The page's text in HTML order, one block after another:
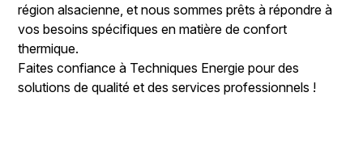
région alsacienne, et nous sommes prêts à répondre à
vos besoins spécifiques en matière de confort
thermique.
Faites confiance à Techniques Energie pour des
solutions de qualité et des services professionnels !